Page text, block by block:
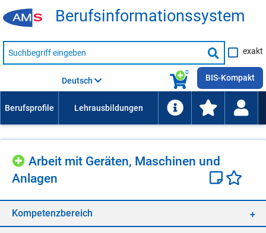
Be­rufs­in­for­ma­ti­ons­sys­tem
Suche
nach
Suche
starten
exakt
0
Deutsch BIS-Kompakt
Ar­beit mit Ge­rä­ten, Ma­schi­nen und
An­la­gen
Kom­pe­tenz­be­reich